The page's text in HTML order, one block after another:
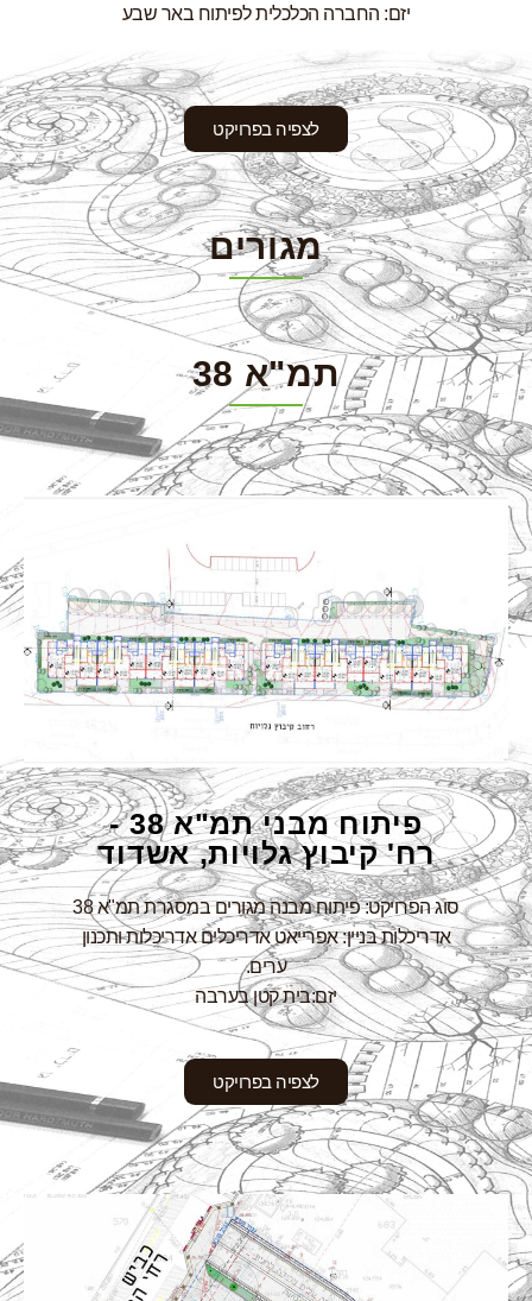
יזם: החברה הכלכלית לפיתוח באר שבע
לצפיה בפרויקט
מגורים
תמ"א 38
פיתוח מבני תמ"א 38 -
רח' קיבוץ גלויות, אשדוד
סוג הפרויקט: פיתוח מבנה מגורים במסגרת תמ"א 38
אדריכלות בניין: אפרייאט אדריכלים אדריכלות ותכנון
ערים.
יזם:בית קטן בערבה
לצפיה בפרויקט